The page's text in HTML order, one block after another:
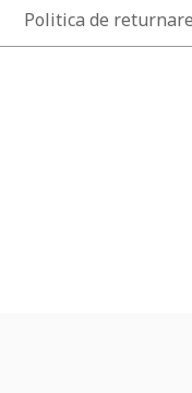
Politica de returnare